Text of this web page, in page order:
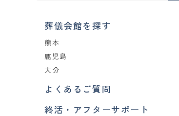
葬儀会館を探す
熊本
鹿児島
大分
よくあるご質問
終活・アフターサポート